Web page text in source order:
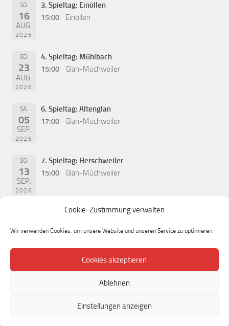
Cookie-Zustimmung verwalten
Wir verwenden Cookies, um unsere Website und unseren Service zu optimieren.
Cookies akzeptieren
Ablehnen
Einstellungen anzeigen
SO.
16
AUG.
2026
3. Spieltag: Einöllen
15:00
Einöllen
SO.
23
AUG.
2026
4. Spieltag: Mühlbach
15:00
Glan-Müchweiler
SA.
05
SEP.
2026
6. Spieltag: Altenglan
17:00
Glan-Müchweiler
SO.
13
SEP.
2026
7. Spieltag: Herschweiler
15:00
Glan-Müchweiler